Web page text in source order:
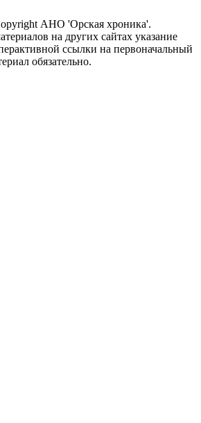
АНО 'Орская хроника'.
на других сайтах указание
ссылки на первоначальный
обязательно.